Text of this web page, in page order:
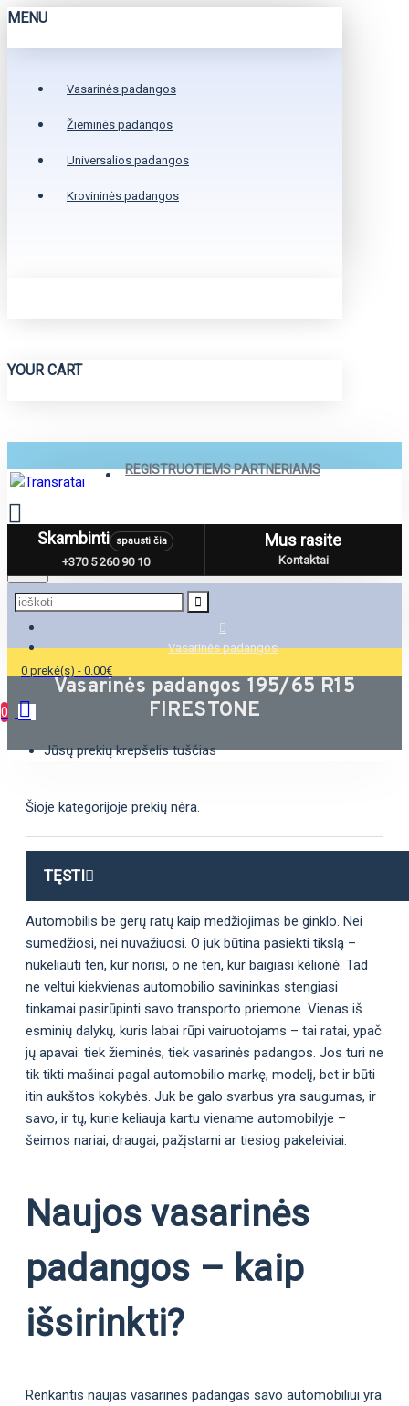
MENU
Vasarinės padangos
Žieminės padangos
Universalios padangos
Krovininės padangos
YOUR CART
REGISTRUOTIEMS PARTNERIAMS
Menu
0 prekė(s) - 0.00€
0
Jūsų prekių krepšelis tuščias
Skambinti spausti čia
+370 5 260 90 10
Mus rasite
Kontaktai
Vasarinės padangos
Vasarinės padangos 195/65 R15
FIRESTONE
Šioje kategorijoje prekių nėra.
TĘSTI
Automobilis be gerų ratų kaip medžiojimas be ginklo. Nei
sumedžiosi, nei nuvažiuosi. O juk būtina pasiekti tikslą –
nukeliauti ten, kur norisi, o ne ten, kur baigiasi kelionė. Tad
ne veltui kiekvienas automobilio savininkas stengiasi
tinkamai pasirūpinti savo transporto priemone. Vienas iš
esminių dalykų, kuris labai rūpi vairuotojams – tai ratai, ypač
jų apavai: tiek žieminės, tiek vasarinės padangos. Jos turi ne
tik tikti mašinai pagal automobilio markę, modelį, bet ir būti
itin aukštos kokybės. Juk be galo svarbus yra saugumas, ir
savo, ir tų, kurie keliauja kartu viename automobilyje –
šeimos nariai, draugai, pažįstami ar tiesiog pakeleiviai.
Naujos vasarinės
padangos – kaip
išsirinkti?
Renkantis naujas vasarines padangas savo automobiliui yra